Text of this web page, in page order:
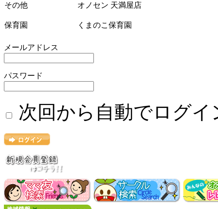
その他 オノセン 天満屋店
保育園 くまのこ保育園
メールアドレス
パスワード
次回から自動でログイ